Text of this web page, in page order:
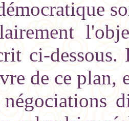
ci-
de ce plan,